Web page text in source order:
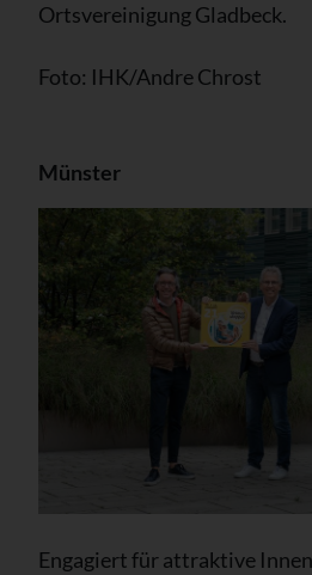
Ortsvereinigung Gladbeck.
Foto: IHK/Andre Chrost
Münster
Engagiert für attraktive